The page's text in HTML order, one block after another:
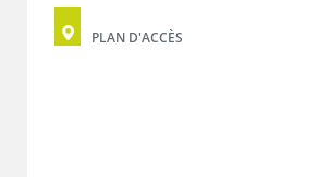
PLAN D'ACCÈS